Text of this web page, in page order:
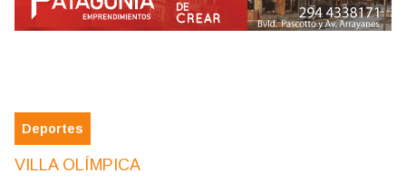
Deportes
VILLA OLÍMPICA